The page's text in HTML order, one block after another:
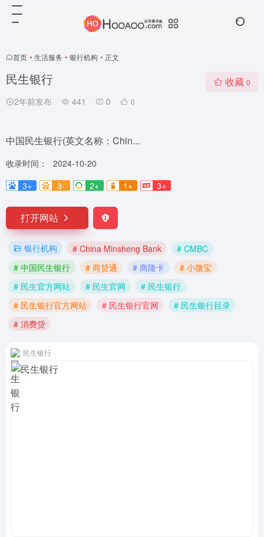
首页 • 生活服务 • 银行机构 • 正文
民生银行
2年前发布 441 0 0
收藏 0
中国民生银行(英文名称：Chin...
收录时间：
2024-10-20
3+
3- 2+ 1+ 3+
打开网站
银行机构 # China Minsheng Bank
# CMBC
# 中国民生银行
# 商贷通 # 商隆卡
# 小微宝
# 民生官方网站
# 民生官网
# 民生银行
# 民生银行官方网站
# 民生银行官网
# 民生银行目录
# 消费贷
民生银行